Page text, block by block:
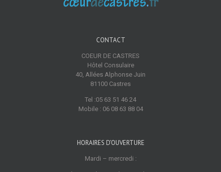
CONTACT
COEUR DE CASTRES
Hôtel Consulaire
40, Allées Alphonse Juin
81100 Castres
Tel :05 63 51 46 24
Mobile : 06 08 63 88 04
HORAIRES D’OUVERTURE
Mardi – mercredi :